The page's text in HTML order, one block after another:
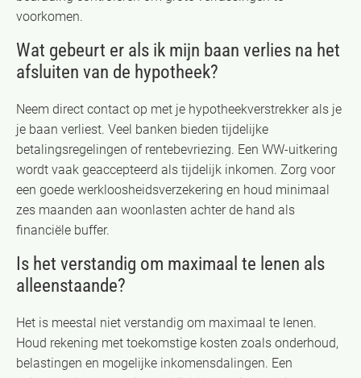
voorkomen.
Wat gebeurt er als ik mijn baan verlies na het
afsluiten van de hypotheek?
Neem direct contact op met je hypotheekverstrekker als je
je baan verliest. Veel banken bieden tijdelijke
betalingsregelingen of rentebevriezing. Een WW-uitkering
wordt vaak geaccepteerd als tijdelijk inkomen. Zorg voor
een goede werkloosheidsverzekering en houd minimaal
zes maanden aan woonlasten achter de hand als
financiële buffer.
Is het verstandig om maximaal te lenen als
alleenstaande?
Het is meestal niet verstandig om maximaal te lenen.
Houd rekening met toekomstige kosten zoals onderhoud,
belastingen en mogelijke inkomensdalingen. Een